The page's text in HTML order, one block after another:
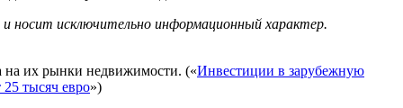
носит исключительно информационный характер.
на их рынки недвижимости. («Инвестиции в зарубежную
тысяч евро»)